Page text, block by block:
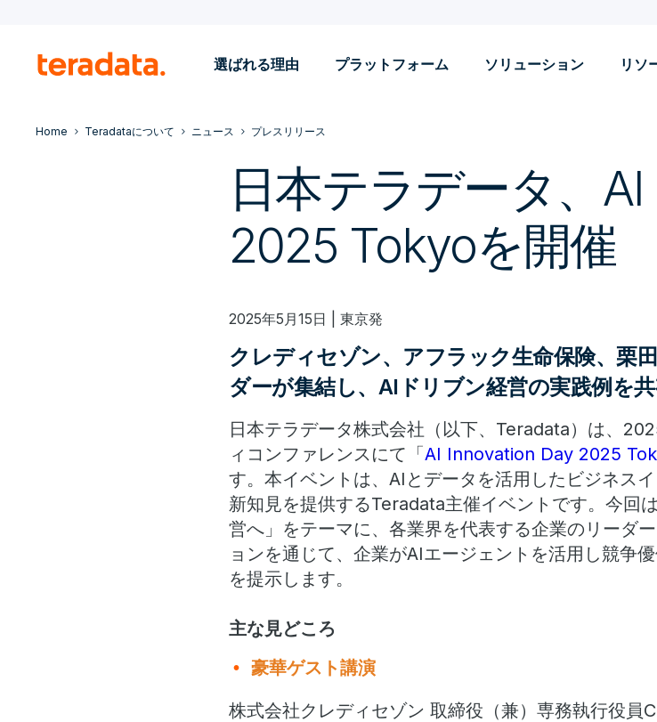
選ばれる理由 プラットフォーム ソリューション リソ
Home Teradataについて ニュース プレスリリース
日本テラデータ、
2025 Tokyoを開催
2025年5月15日 | 東京発
クレディセゾン、アフラック生命保険、栗
ダーが集結し、AIドリブン経営の実践例を
日本テラデータ株式会社（以下、Teradata）は、
ィコンファレンスにて「AI Innovation Day 2025
す。本イベントは、AIとデータを活用したビジネス
新知見を提供するTeradata主催イベントです。今回
営へ」をテーマに、各業界を代表する企業のリーダ
ョンを通じて、企業がAIエージェントを活用し競争
を提示します。
主な見どころ
豪華ゲスト講演
株式会社クレディセゾン 取締役（兼）専務執行役員